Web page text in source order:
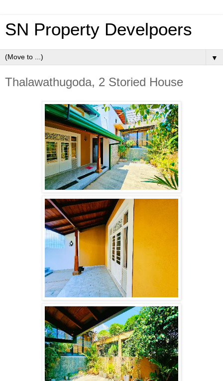
SN Property Develpoers
▼
Thalawathugoda, 2 Storied House